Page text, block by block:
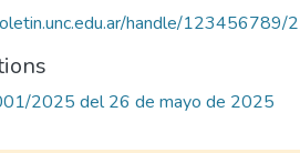
handle/123456789/
2025 del 26 de mayo de 2025